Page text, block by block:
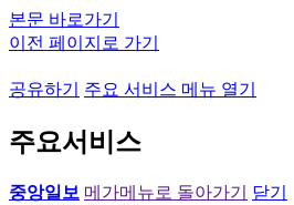
본문 바로가기
이전 페이지로 가기
공유하기 주요 서비스 메뉴 열기
주요서비스
중앙일보 메가메뉴로 돌아가기
닫기